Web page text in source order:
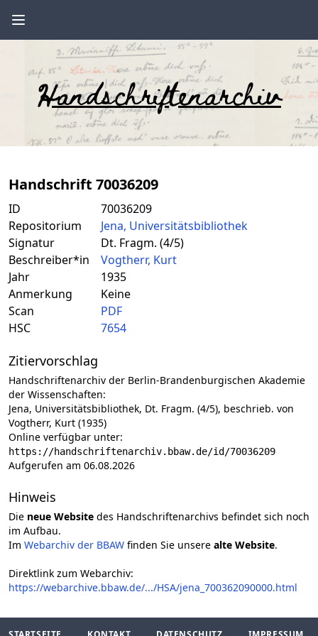
Handschriftenarchiv
Handschrift 70036209
ID
70036209
Repositorium
Jena, Universitätsbibliothek
Signatur
Dt. Fragm. (4/5)
Beschreiber*in
Vogtherr, Kurt
Jahr
1935
Anmerkung
Keine
Scan
PDF
HSC
7654
Zitiervorschlag
Handschriftenarchiv der Berlin-Brandenburgischen Akademie
der Wissenschaften:
Jena, Universitätsbibliothek, Dt. Fragm. (4/5), beschrieb. von
Vogtherr, Kurt (1935)
Online verfügbar unter:
https://handschriftenarchiv.bbaw.de/id/70036209
Aufgerufen am 06.08.2026
Hinweis
Die neue Website des Handschriftenarchivs befindet sich noch
im Aufbau.
Im Webarchiv der BBAW finden Sie unsere alte Website.
Direktlink zum Webarchiv:
https://webarchive.bbaw.de/.../HSA/jena_700362090000.html